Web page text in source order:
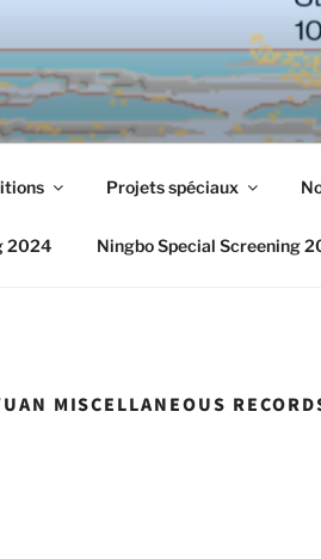
Projets spéciaux
2024 Ningbo Special Screening
MISCELLANEOUS